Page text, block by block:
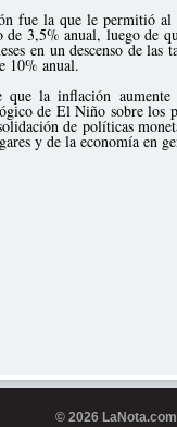
fue la que le permitió al
3,5% anual, luego de
en un descenso de
10% anual.
que la inflación
de El Niño sobre los
de políticas
y de la economía en
© 2026 LaNota.com